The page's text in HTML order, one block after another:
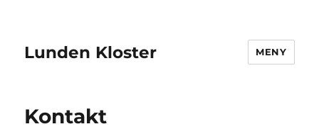
Lunden Kloster MENY
Kontakt